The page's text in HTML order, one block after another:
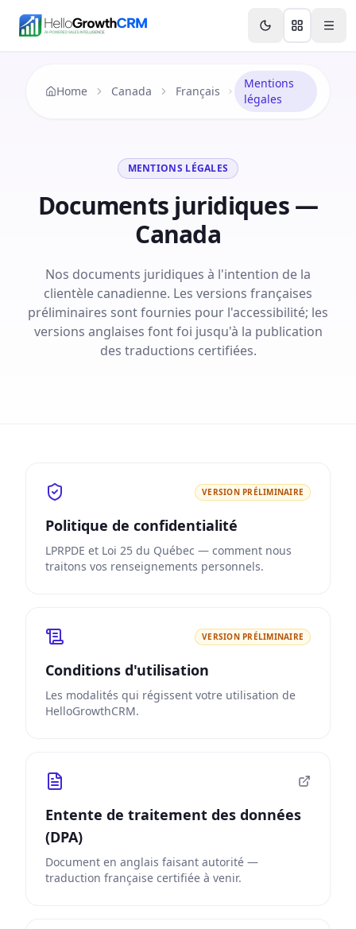
Features Agency CRM CRM for Startups
Home Canada Français
Mentions
légales
MENTIONS LÉGALES
Documents juridiques —
Canada
Nos documents juridiques à l'intention de la
clientèle canadienne. Les versions françaises
préliminaires sont fournies pour l'accessibilité; les
versions anglaises font foi jusqu'à la publication
des traductions certifiées.
VERSION PRÉLIMINAIRE
Politique de confidentialité
LPRPDE et Loi 25 du Québec — comment nous
traitons vos renseignements personnels.
VERSION PRÉLIMINAIRE
Conditions d'utilisation
Les modalités qui régissent votre utilisation de
HelloGrowthCRM.
Entente de traitement des données
(DPA)
Document en anglais faisant autorité —
traduction française certifiée à venir.